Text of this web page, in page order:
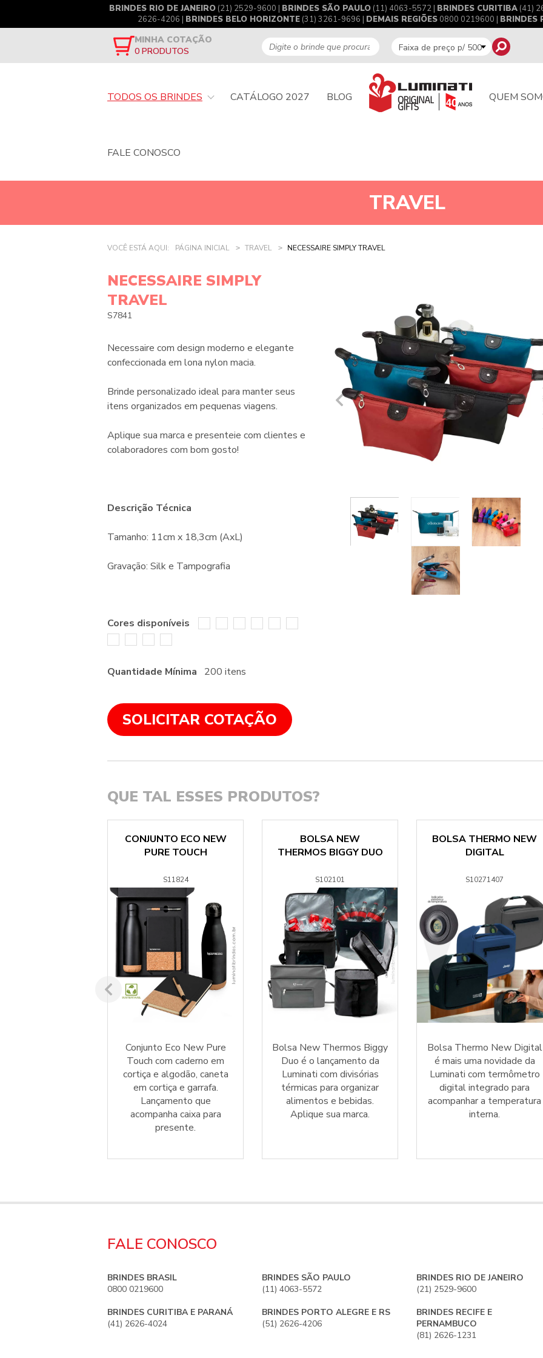
BRINDES RIO DE JANEIRO(21) 2529-9600 | BRINDES SÃO PAULO(11) 4063-5572 | BRINDES CURITIBA(41)
2626-4206 | BRINDES BELO HORIZONTE (31) 3261-9696 | DEMAIS REGIÕES 0800 0219600 | BRINDES
MINHA COTAÇÃO
0 PRODUTOS
TODOS OS BRINDES CATÁLOGO 2027 BLOG QUEM
FALE CONOSCO
TRAVEL
VOCÊ ESTÁ AQUI: PÁGINA INICIAL TRAVEL NECESSAIRE SIMPLY TRAVEL
NECESSAIRE SIMPLY
TRAVEL
S7841
Necessaire com design moderno e elegante
confeccionada em lona nylon macia.
Brinde personalizado ideal para manter seus
itens organizados em pequenas viagens.
Aplique sua marca e presenteie com clientes e
colaboradores com bom gosto!
Descrição Técnica
Tamanho: 11cm x 18,3cm (AxL)
Gravação: Silk e Tampografia
Cores disponíveis
Quantidade Mínima 200 itens
SOLICITAR COTAÇÃO
QUE TAL ESSES PRODUTOS?
CONJUNTO ECO NEW
PURE TOUCH
S11824
Conjunto Eco New Pure
Touch com caderno em
cortiça e algodão, caneta
em cortiça e garrafa.
Lançamento que
acompanha caixa para
presente.
BOLSA NEW
THERMOS BIGGY DUO
S102101
Bolsa New Thermos Biggy
Duo é o lançamento da
Luminati com divisórias
térmicas para organizar
alimentos e bebidas.
Aplique sua marca.
BOLSA THERMO NEW
DIGITAL
S10271407
Bolsa Thermo New Digital
é mais uma novidade da
Luminati com termômetro
digital integrado para
acompanhar a temperatura
interna.
FALE CONOSCO
BRINDES BRASIL
0800 0219600
BRINDES CURITIBA E PARANÁ
(41) 2626-4024
BRINDES SÃO PAULO
(11) 4063-5572
BRINDES PORTO ALEGRE E RS
(51) 2626-4206
BRINDES RIO DE JANEIRO
(21) 2529-9600
BRINDES RECIFE E
PERNAMBUCO
(81) 2626-1231